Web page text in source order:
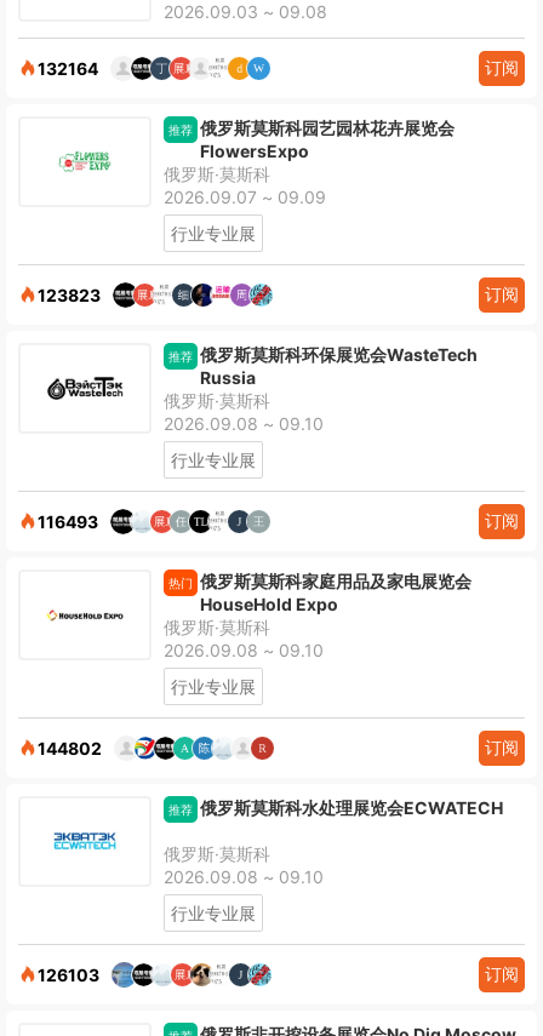
2026.09.03 ~ 09.08
132164 订阅
推荐 俄罗斯莫斯科园艺园林花卉展览会
FlowersExpo
俄罗斯·莫斯科
2026.09.07 ~ 09.09
行业专业展
123823 订阅
推荐 俄罗斯莫斯科环保展览会WasteTech
Russia
俄罗斯·莫斯科
2026.09.08 ~ 09.10
行业专业展
116493 订阅
热门 俄罗斯莫斯科家庭用品及家电展览会
HouseHold Expo
俄罗斯·莫斯科
2026.09.08 ~ 09.10
行业专业展
144802 订阅
推荐 俄罗斯莫斯科水处理展览会ECWATECH
俄罗斯·莫斯科
2026.09.08 ~ 09.10
行业专业展
126103 订阅